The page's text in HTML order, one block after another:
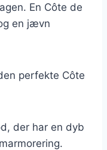
En Côte de
en jævn
perfekte Côte
der har en dyb